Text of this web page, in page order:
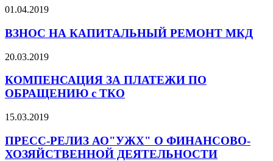
01.04.2019
ВЗНОС НА КАПИТАЛЬНЫЙ РЕМОНТ МКД
20.03.2019
КОМПЕНСАЦИЯ ЗА ПЛАТЕЖИ ПО
ОБРАЩЕНИЮ с ТКО
15.03.2019
ПРЕСС-РЕЛИЗ АО"УЖХ" О ФИНАНСОВО-
ХОЗЯЙСТВЕННОЙ ДЕЯТЕЛЬНОСТИ